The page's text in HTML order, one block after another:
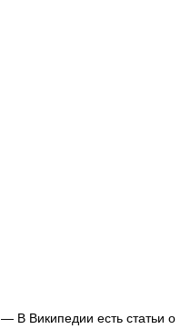
— В Википедии есть статьи о